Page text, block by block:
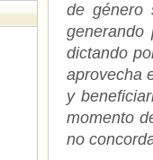
de género
generando
dictando
aprovecha
y
momento
no